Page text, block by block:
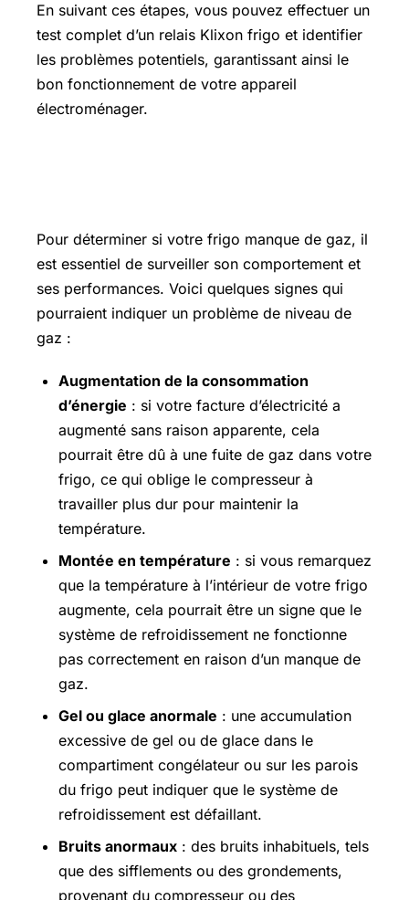
En suivant ces étapes, vous pouvez effectuer un
test complet d’un relais Klixon frigo et identifier
les problèmes potentiels, garantissant ainsi le
bon fonctionnement de votre appareil
électroménager.
Pour déterminer si votre frigo manque de gaz, il
est essentiel de surveiller son comportement et
ses performances. Voici quelques signes qui
pourraient indiquer un problème de niveau de
gaz :
Augmentation de la consommation
d’énergie : si votre facture d’électricité a
augmenté sans raison apparente, cela
pourrait être dû à une fuite de gaz dans votre
frigo, ce qui oblige le compresseur à
travailler plus dur pour maintenir la
température.
Montée en température : si vous remarquez
que la température à l’intérieur de votre frigo
augmente, cela pourrait être un signe que le
système de refroidissement ne fonctionne
pas correctement en raison d’un manque de
gaz.
Gel ou glace anormale : une accumulation
excessive de gel ou de glace dans le
compartiment congélateur ou sur les parois
du frigo peut indiquer que le système de
refroidissement est défaillant.
Bruits anormaux : des bruits inhabituels, tels
que des sifflements ou des grondements,
provenant du compresseur ou des